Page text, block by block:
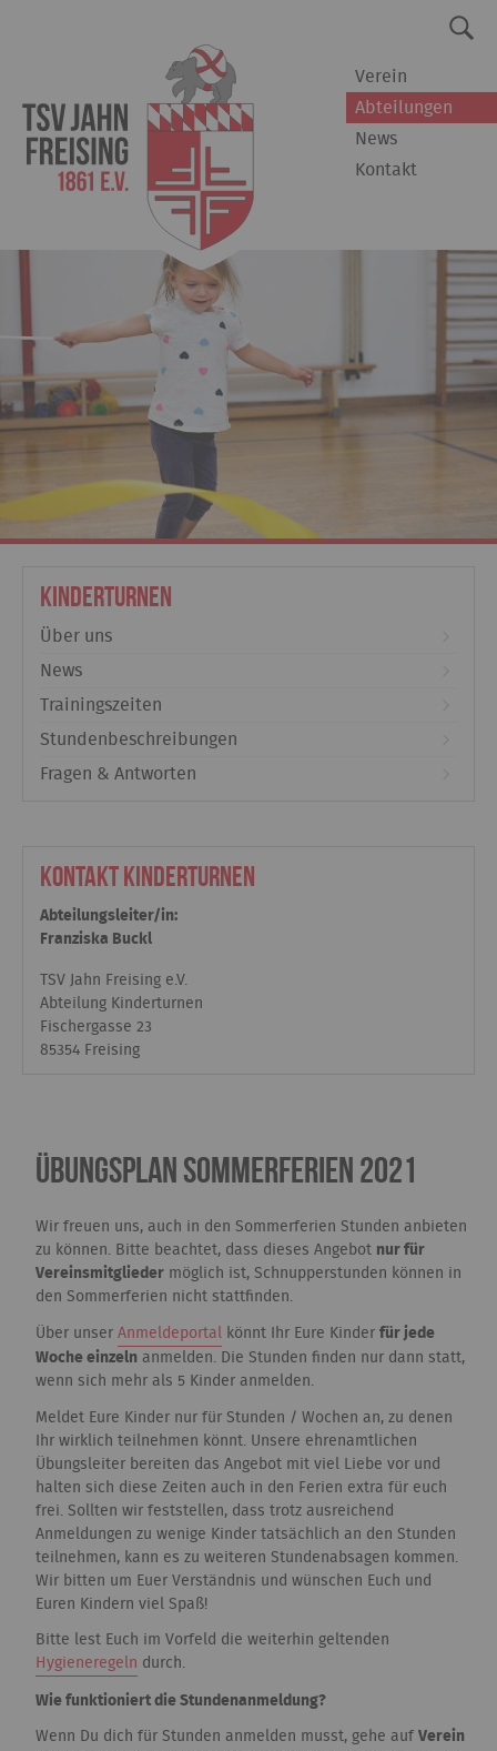
Verein
Abteilungen
News
Kontakt
Kinderturnen
Über uns
News
Trainingszeiten
Stundenbeschreibungen
Fragen & Antworten
Kontakt Kinderturnen
Abteilungsleiter/in:
Franziska Buckl
TSV Jahn Freising e.V.
Abteilung Kinderturnen
Fischergasse 23
85354 Freising
Übungsplan Sommerferien 2021
Wir freuen uns, auch in den Sommerferien Stunden anbieten
zu können. Bitte beachtet, dass dieses Angebot nur für
Vereinsmitglieder möglich ist, Schnupperstunden können in
den Sommerferien nicht stattfinden.
Über unserAnmeldeportal könnt Ihr Eure Kinderfür jede
Woche einzeln anmelden. Die Stunden finden nur dann statt,
wenn sich mehr als 5 Kinder anmelden.
Meldet Eure Kinder nur für Stunden / Wochen an, zu denen
Ihr wirklich teilnehmen könnt. Unsere ehrenamtlichen
Übungsleiter bereiten das Angebot mit viel Liebe vor und
halten sich diese Zeiten auch in den Ferien extra für euch
frei. Sollten wir feststellen, dass trotz ausreichend
Anmeldungen zu wenige Kinder tatsächlich an den Stunden
teilnehmen, kann es zu weiteren Stundenabsagen kommen.
Wir bitten um Euer Verständnis und wünschen Euch und
Euren Kindern viel Spaß!
Bitte lest Euch im Vorfeld die weiterhin geltenden
Hygieneregeln durch.
Wie funktioniert die Stundenanmeldung?
Wenn Du dich für Stunden anmelden musst, gehe aufVerein